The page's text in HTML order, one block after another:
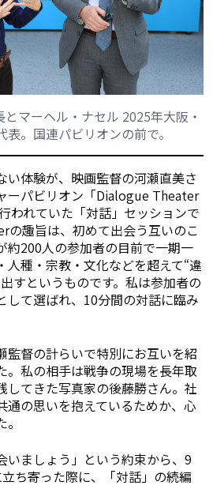
マーヘル・ナセル 2025年大阪・
。国連パビリオンの前で。
い体験が、映画監督の河瀬直美さ
ーパビリオン「Dialogue Theater
われていた「対話」セッションで
の趣旨は、初めて出会う互いのこ
約200人の参加者の目前で一期一
人種・宗教・文化などを超えて“違
すというものです。私は参加者の
して選ばれ、10分間の対話に臨み
監督の計らいで特別にお互いを紹
。私の相手は戦争の現場を長年取
してきた写真家の後藤勝さん。社
通の思いを抱えているためか、心
いましょう」という約束から、9
ち寄った際に、「対話」の続編